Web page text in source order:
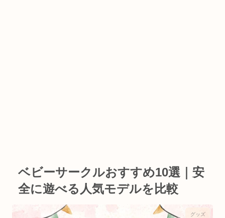
ベビーサークルおすすめ10選｜安
全に遊べる人気モデルを比較
グッズ